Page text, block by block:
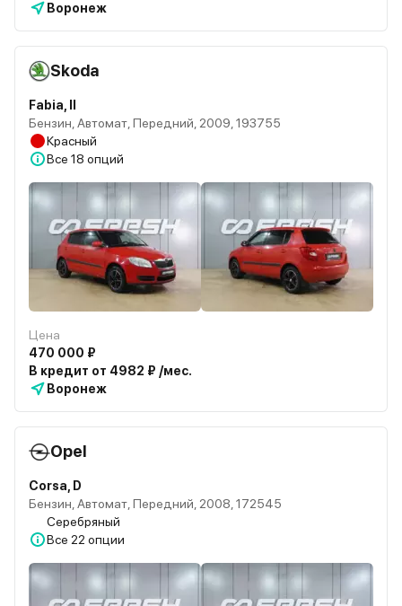
Воронеж
Skoda
Fabia, II
Бензин, Автомат, Передний, 2009, 193755
Красный
Все 18 опций
Цена
470 000 ₽
В кредит от 4982 ₽ /мес.
Воронеж
Opel
Corsa, D
Бензин, Автомат, Передний, 2008, 172545
Серебряный
Все 22 опции